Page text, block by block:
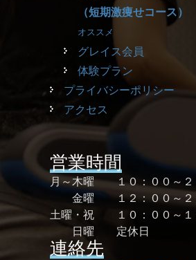
（短期激痩せコース）
オススメ
グレイス会員
体験プラン
プライバシーポリシー
アクセス
営業時間
月～木曜 １０：００～２
金曜 １２：００～２
土曜・祝 １０：００～１
日曜 定休日
連絡先